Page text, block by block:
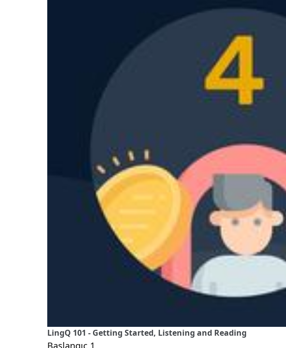
LingQ 101 - Getting Started, Listening and Reading
Başlangıç 1